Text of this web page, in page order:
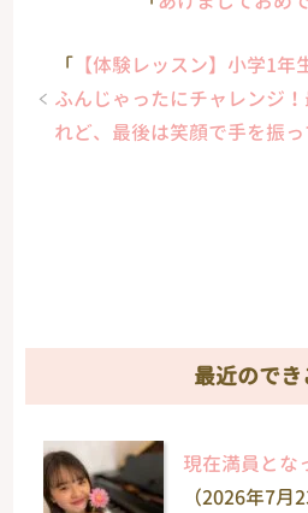
「 【体験レッスン】小学1
ふんじゃったにチャレンジ
れど、最後は笑顔で手を振
最近のでき
現在満員とな
（2026年7月